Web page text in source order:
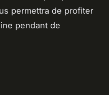
permettra de profiter
pendant de